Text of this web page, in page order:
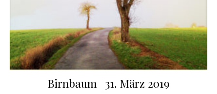
Birnbaum | 31. März 2019